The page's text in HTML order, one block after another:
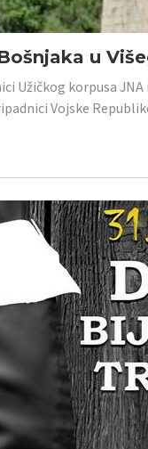
u
Užičkog korpusa
Vojske